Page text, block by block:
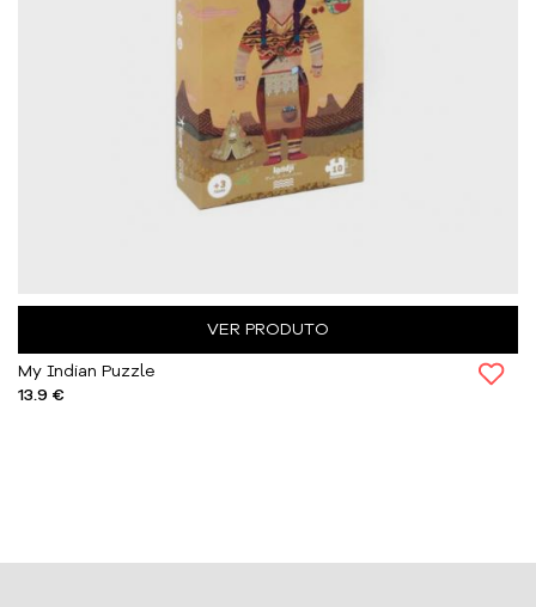
VER PRODUTO
My Indian Puzzle
13.9 €